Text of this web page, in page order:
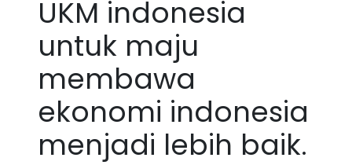
UKM indonesia
untuk maju
membawa
ekonomi indonesia
menjadi lebih baik.